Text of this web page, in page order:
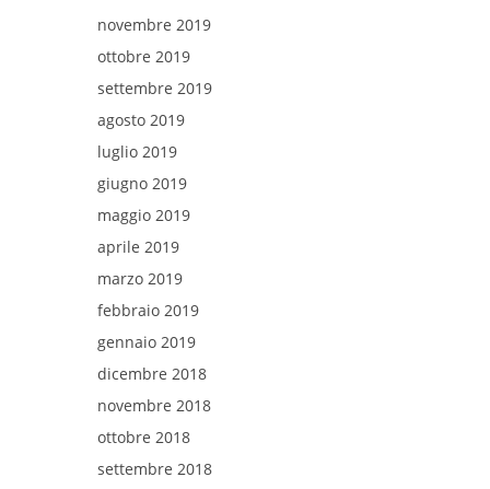
novembre 2019
ottobre 2019
settembre 2019
agosto 2019
luglio 2019
giugno 2019
maggio 2019
aprile 2019
marzo 2019
febbraio 2019
gennaio 2019
dicembre 2018
novembre 2018
ottobre 2018
settembre 2018